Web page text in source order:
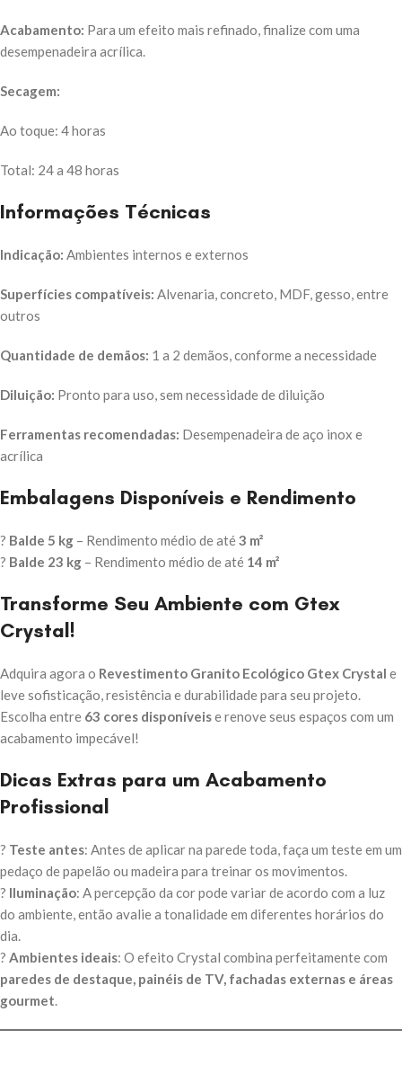
Acabamento: Para um efeito mais refinado, finalize com uma
desempenadeira acrílica.
Secagem:
Ao toque: 4 horas
Total: 24 a 48 horas
Informações Técnicas
Indicação: Ambientes internos e externos
Superfícies compatíveis: Alvenaria, concreto, MDF, gesso, entre
outros
Quantidade de demãos: 1 a 2 demãos, conforme a necessidade
Diluição: Pronto para uso, sem necessidade de diluição
Ferramentas recomendadas: Desempenadeira de aço inox e
acrílica
Embalagens Disponíveis e Rendimento
? Balde 5 kg – Rendimento médio de até 3 m²
? Balde 23 kg – Rendimento médio de até 14 m²
Transforme Seu Ambiente com Gtex
Crystal!
Adquira agora o Revestimento Granito Ecológico Gtex Crystal e
leve sofisticação, resistência e durabilidade para seu projeto.
Escolha entre 63 cores disponíveise renove seus espaços com um
acabamento impecável!
Dicas Extras para um Acabamento
Profissional
? Teste antes: Antes de aplicar na parede toda, faça um teste em um
pedaço de papelão ou madeira para treinar os movimentos.
? Iluminação: A percepção da cor pode variar de acordo com a luz
do ambiente, então avalie a tonalidade em diferentes horários do
dia.
? Ambientes ideais: O efeito Crystal combina perfeitamente com
paredes de destaque, painéis de TV, fachadas externas e áreas
gourmet.